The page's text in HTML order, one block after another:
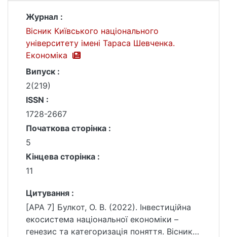
Журнал :
Вісник Київського національного
університету імені Тараса Шевченка.
Економіка
Випуск :
2(219)
ISSN :
1728-2667
Початкова сторінка :
5
Кінцева сторінка :
11
Цитування :
[APA 7] Булкот, О. В. (2022). Інвестиційна
екосистема національної економіки –
генезис та категоризація поняття. Вісник